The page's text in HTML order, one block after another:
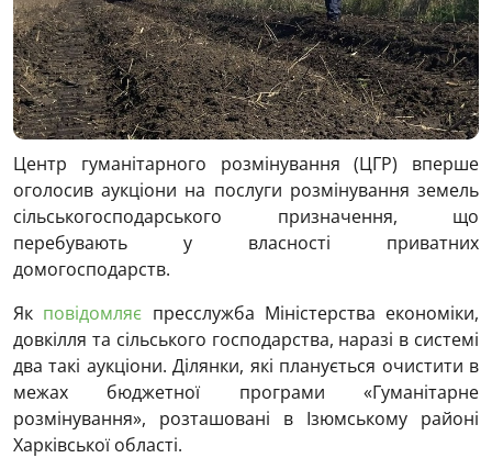
Центр гуманітарного розмінування (ЦГР) вперше
оголосив аукціони на послуги розмінування земель
сільськогосподарського призначення, що
перебувають у власності приватних
домогосподарств.
Як повідомляє пресслужба Міністерства економіки,
довкілля та сільського господарства, наразі в системі
два такі аукціони. Ділянки, які планується очистити в
межах бюджетної програми «Гуманітарне
розмінування», розташовані в Ізюмському районі
Харківської області.